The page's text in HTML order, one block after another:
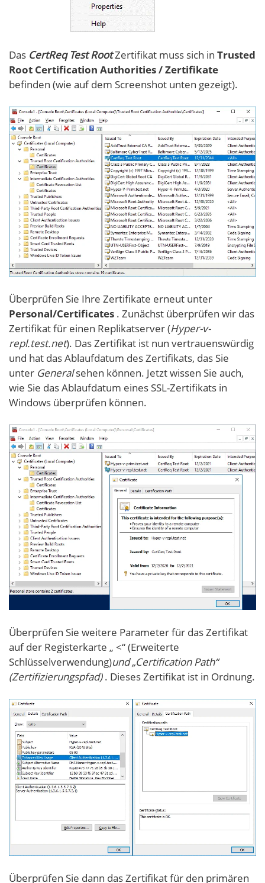
Das CertReq Test RootZertifikat muss sich in Trusted
Root Certification Authorities / Zertifikate
befinden (wie auf dem Screenshot unten gezeigt).
Überprüfen Sie Ihre Zertifikate erneut unter
Personal/Certificates . Zunächst überprüfen wir das
Zertifikat für einen Replikatserver (Hyper-v-
repl.test.net). Das Zertifikat ist nun vertrauenswürdig
und hat das Ablaufdatum des Zertifikats, das Sie
unter Generalsehen können. Jetzt wissen Sie auch,
wie Sie das Ablaufdatum eines SSL-Zertifikats in
Windows überprüfen können.
Überprüfen Sie weitere Parameter für das Zertifikat
auf der Registerkarte „ <“ (Erweiterte
Schlüsselverwendung)und „Certification Path“
(Zertifizierungspfad). Dieses Zertifikat ist in Ordnung.
Überprüfen Sie dann das Zertifikat für den primären